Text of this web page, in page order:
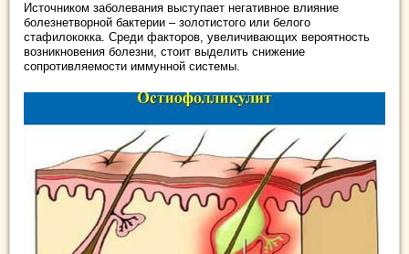
Источником заболевания выступает негативное влияние
болезнетворной бактерии – золотистого или белого
стафилококка. Среди факторов, увеличивающих вероятность
возникновения болезни, стоит выделить снижение
сопротивляемости иммунной системы.